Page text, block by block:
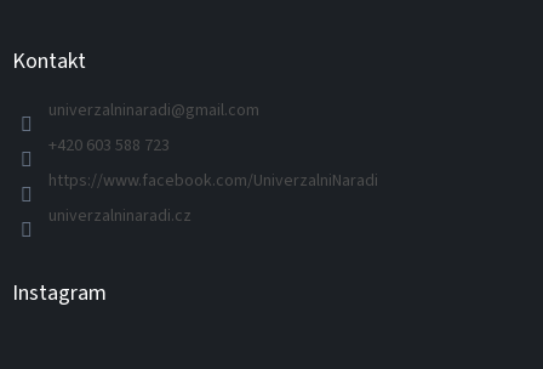
Kontakt
univerzalninaradi@gmail.com
+420 603 588 723
https://www.facebook.com/UniverzalniNaradi
univerzalninaradi.cz
Instagram